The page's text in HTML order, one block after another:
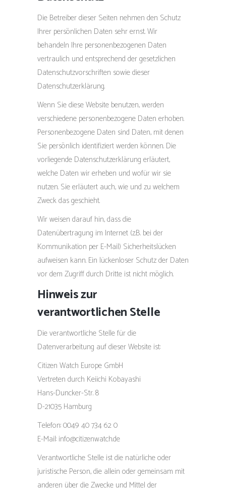
Die Betreiber dieser Seiten nehmen den Schutz
Ihrer persönlichen Daten sehr ernst. Wir
behandeln Ihre personenbezogenen Daten
vertraulich und entsprechend der gesetzlichen
Datenschutzvorschriften sowie dieser
Datenschutzerklärung.
Wenn Sie diese Website benutzen, werden
verschiedene personenbezogene Daten erhoben.
Personenbezogene Daten sind Daten, mit denen
Sie persönlich identifiziert werden können. Die
vorliegende Datenschutzerklärung erläutert,
welche Daten wir erheben und wofür wir sie
nutzen. Sie erläutert auch, wie und zu welchem
Zweck das geschieht.
Wir weisen darauf hin, dass die
Datenübertragung im Internet (z.B. bei der
Kommunikation per E-Mail) Sicherheitslücken
aufweisen kann. Ein lückenloser Schutz der Daten
vor dem Zugriff durch Dritte ist nicht möglich.
Hinweis zur
verantwortlichen Stelle
Die verantwortliche Stelle für die
Datenverarbeitung auf dieser Website ist:
Citizen Watch Europe GmbH
Vertreten durch Keiichi Kobayashi
Hans-Duncker-Str. 8
D-21035 Hamburg
Telefon: 0049 40 734 62 0
E-Mail: info@citizenwatch.de
Verantwortliche Stelle ist die natürliche oder
juristische Person, die allein oder gemeinsam mit
anderen über die Zwecke und Mittel der